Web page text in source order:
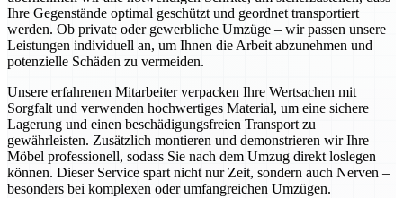
Ihre Gegenstände optimal geschützt und geordnet transportiert
werden. Ob private oder gewerbliche Umzüge – wir passen unsere
Leistungen individuell an, um Ihnen die Arbeit abzunehmen und
potenzielle Schäden zu vermeiden.
Unsere erfahrenen Mitarbeiter verpacken Ihre Wertsachen mit
Sorgfalt und verwenden hochwertiges Material, um eine sichere
Lagerung und einen beschädigungsfreien Transport zu
gewährleisten. Zusätzlich montieren und demonstrieren wir Ihre
Möbel professionell, sodass Sie nach dem Umzug direkt loslegen
können. Dieser Service spart nicht nur Zeit, sondern auch Nerven –
besonders bei komplexen oder umfangreichen Umzügen.